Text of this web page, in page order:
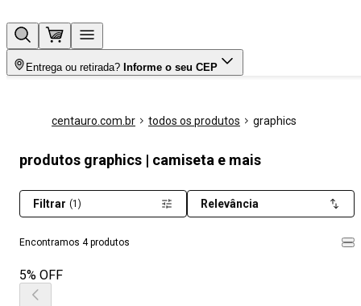
Entrega ou retirada? Informe o seu CEP
centauro.com.br todos os produtos graphics
produtos graphics | camiseta e mais
Encontramos 4 produtos
Filtrar (1) Relevância
5% OFF